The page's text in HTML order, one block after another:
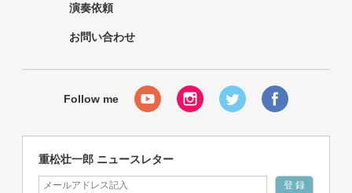
演奏依頼
お問い合わせ
重松壮一郎 ニュースレター